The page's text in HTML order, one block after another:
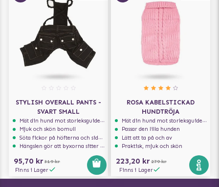
STYLISH OVERALL PANTS -
SVART SMALL
Mät din hund mot storleksguiden för att få rätt storlek
Mjuk och skön bomull
Söta fickor på höfterna och sidorna
Hängslen gör att byxorna sitter perfekt
95,70 kr 319 kr
Finns i Lager
ROSA KABELSTICKAD
HUNDTRÖJA
Mät din hund mot storleksguiden för att få rätt storlek
Passar den lilla hunden
Lätt att ta på och av
Praktisk, mjuk och skön
223,20 kr 279 kr
Finns i Lager